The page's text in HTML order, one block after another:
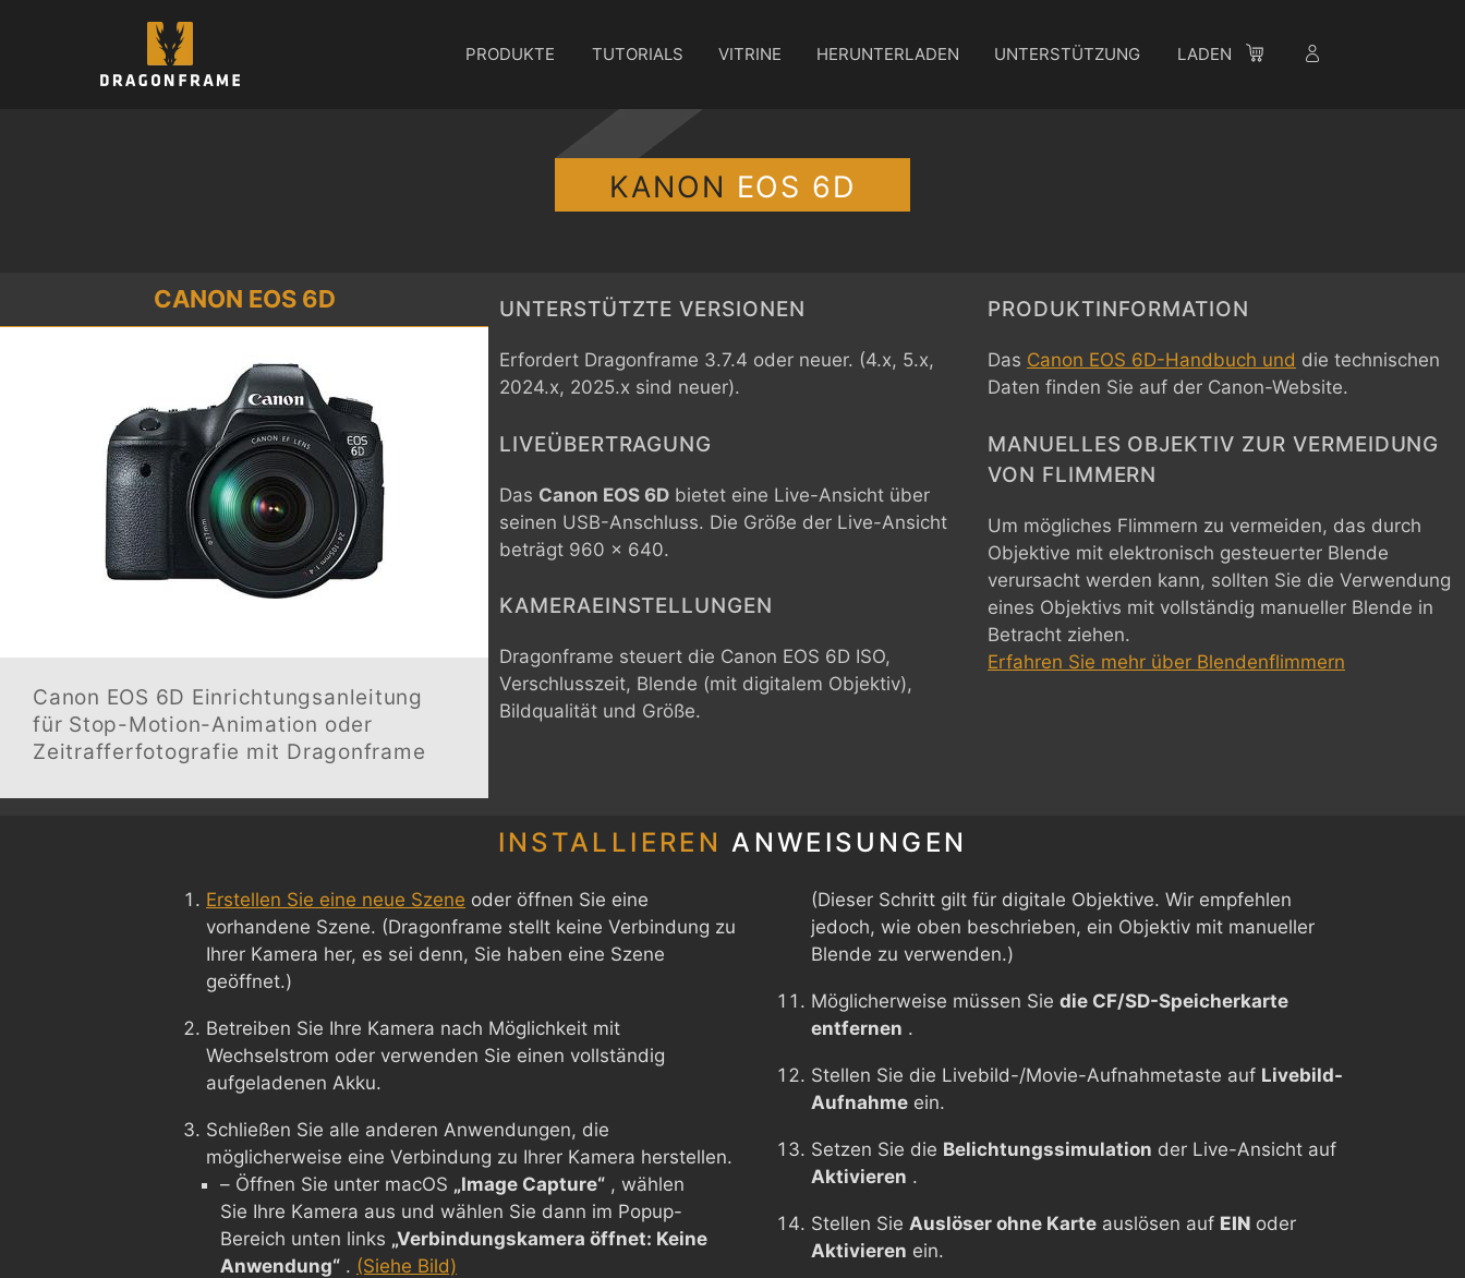
PRODUKTE TUTORIALS VITRINE HERUNTERLADEN UNTERSTÜTZUNG LADEN
KANON EOS 6D
CANON EOS 6D
Canon EOS 6D Einrichtungsanleitung
für Stop-Motion-Animation oder
Zeitrafferfotografie mit Dragonframe
UNTERSTÜTZTE VERSIONEN
Erfordert Dragonframe 3.7.4 oder neuer. (4.x, 5.x,
2024.x, 2025.x sind neuer).
LIVEÜBERTRAGUNG
Das Canon EOS 6D bietet eine Live-Ansicht über
seinen USB-Anschluss. Die Größe der Live-Ansicht
beträgt 960 x 640.
KAMERAEINSTELLUNGEN
Dragonframe steuert die Canon EOS 6D ISO,
Verschlusszeit, Blende (mit digitalem Objektiv),
Bildqualität und Größe.
PRODUKTINFORMATION
Das Canon EOS 6D-Handbuch und die technischen
Daten finden Sie auf der Canon-Website.
MANUELLES OBJEKTIV ZUR VERMEIDUNG
VON FLIMMERN
Um mögliches Flimmern zu vermeiden, das durch
Objektive mit elektronisch gesteuerter Blende
verursacht werden kann, sollten Sie die Verwendung
eines Objektivs mit vollständig manueller Blende in
Betracht ziehen.
Erfahren Sie mehr über Blendenflimmern
INSTALLIEREN ANWEISUNGEN
Erstellen Sie eine neue Szene oder öffnen Sie eine
vorhandene Szene. (Dragonframe stellt keine Verbindung zu
Ihrer Kamera her, es sei denn, Sie haben eine Szene
geöffnet.)
Betreiben Sie Ihre Kamera nach Möglichkeit mit
Wechselstrom oder verwenden Sie einen vollständig
aufgeladenen Akku.
Schließen Sie alle anderen Anwendungen, die
möglicherweise eine Verbindung zu Ihrer Kamera herstellen.
– Öffnen Sie unter macOS „Image Capture“ , wählen
Sie Ihre Kamera aus und wählen Sie dann im Popup-
Bereich unten links „Verbindungskamera öffnet: Keine
Anwendung“ . (Siehe Bild)
(Dieser Schritt gilt für digitale Objektive. Wir empfehlen
jedoch, wie oben beschrieben, ein Objektiv mit manueller
Blende zu verwenden.)
Möglicherweise müssen Sie die CF/SD-Speicherkarte
entfernen .
Stellen Sie die Livebild-/Movie-Aufnahmetaste auf Livebild-
Aufnahme ein.
Setzen Sie die Belichtungssimulation der Live-Ansicht auf
Aktivieren .
Stellen Sie Auslöser ohne Karte auslösen auf EIN oder
Aktivieren ein.